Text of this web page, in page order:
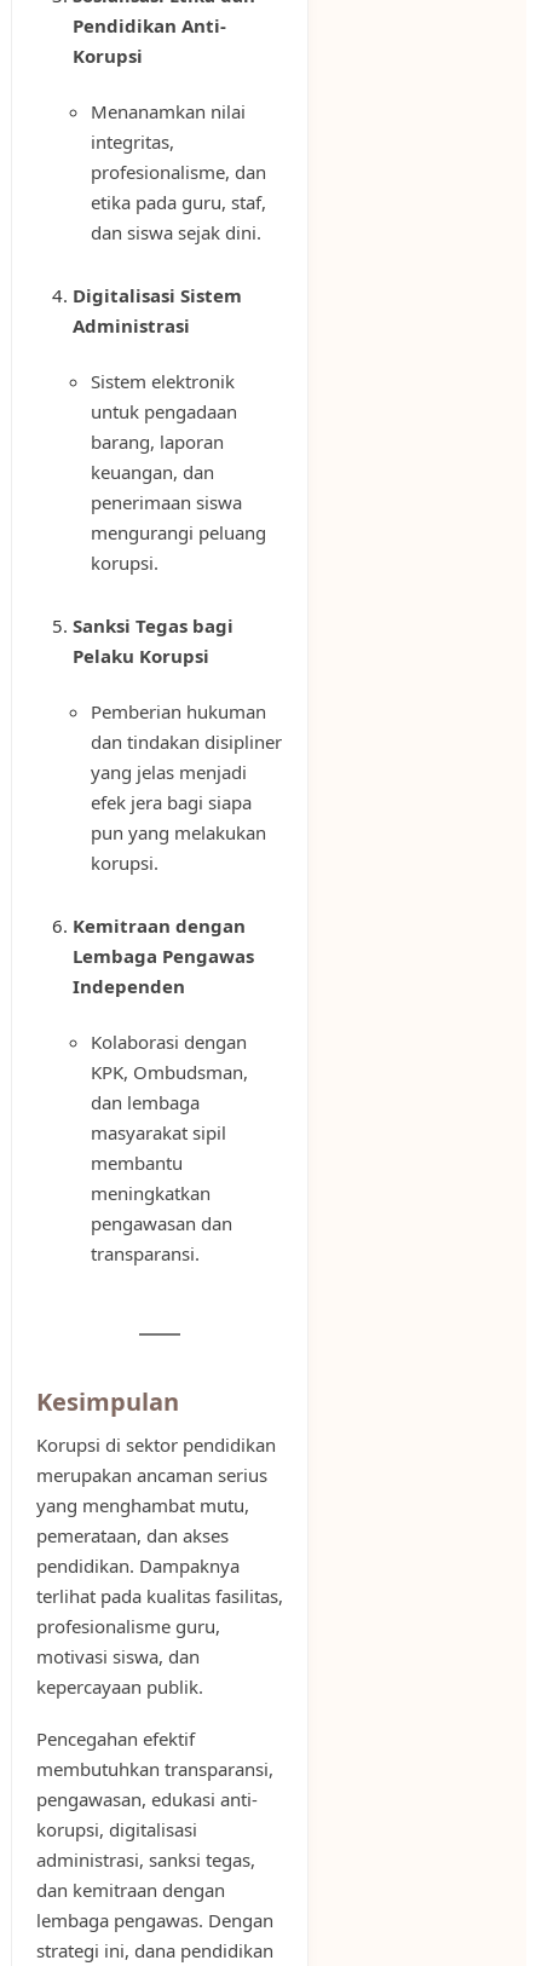
Pendidikan Anti-
Korupsi
Menanamkan nilai
integritas,
profesionalisme, dan
etika pada guru, staf,
dan siswa sejak dini.
Digitalisasi Sistem
Administrasi
Sistem elektronik
untuk pengadaan
barang, laporan
keuangan, dan
penerimaan siswa
mengurangi peluang
korupsi.
Sanksi Tegas bagi
Pelaku Korupsi
Pemberian hukuman
dan tindakan disipliner
yang jelas menjadi
efek jera bagi siapa
pun yang melakukan
korupsi.
Kemitraan dengan
Lembaga Pengawas
Independen
Kolaborasi dengan
KPK, Ombudsman,
dan lembaga
masyarakat sipil
membantu
meningkatkan
pengawasan dan
transparansi.
Kesimpulan
Korupsi di sektor pendidikan
merupakan ancaman serius
yang menghambat mutu,
pemerataan, dan akses
pendidikan. Dampaknya
terlihat pada kualitas fasilitas,
profesionalisme guru,
motivasi siswa, dan
kepercayaan publik.
Pencegahan efektif
membutuhkan transparansi,
pengawasan, edukasi anti-
korupsi, digitalisasi
administrasi, sanksi tegas,
dan kemitraan dengan
lembaga pengawas. Dengan
strategi ini, dana pendidikan